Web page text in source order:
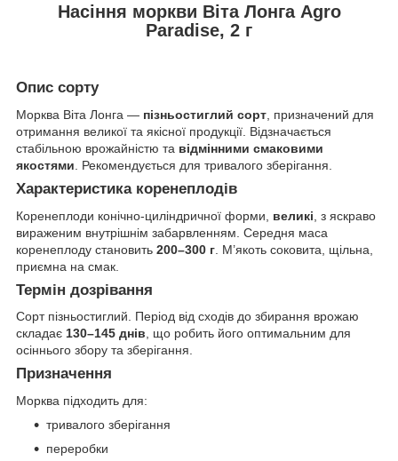
Насіння моркви Віта Лонга Agro
Paradise, 2 г
Опис сорту
Морква Віта Лонга — пізньостиглий сорт , призначений для
отримання великої та якісної продукції. Відзначається
стабільною врожайністю та відмінними смаковими
якостями . Рекомендується для тривалого зберігання.
Характеристика коренеплодів
Коренеплоди конічно-циліндричної форми, великі , з яскраво
вираженим внутрішнім забарвленням. Середня маса
коренеплоду становить 200–300 г . М’якоть соковита, щільна,
приємна на смак.
Термін дозрівання
Сорт пізньостиглий. Період від сходів до збирання врожаю
складає 130–145 днів, що робить його оптимальним для
осіннього збору та зберігання.
Призначення
Морква підходить для:
тривалого зберігання
переробки